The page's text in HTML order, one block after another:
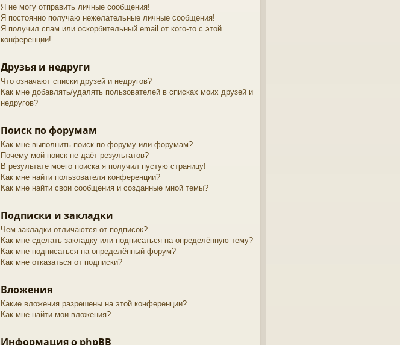
Я не могу отправить личные сообщения!
Я постоянно получаю нежелательные личные сообщения!
Я получил спам или оскорбительный email от кого-то с этой
конференции!
Друзья и недруги
Что означают списки друзей и недругов?
Как мне добавлять/удалять пользователей в списках моих друзей и
недругов?
Поиск по форумам
Как мне выполнить поиск по форуму или форумам?
Почему мой поиск не даёт результатов?
В результате моего поиска я получил пустую страницу!
Как мне найти пользователя конференции?
Как мне найти свои сообщения и созданные мной темы?
Подписки и закладки
Чем закладки отличаются от подписок?
Как мне сделать закладку или подписаться на определённую тему?
Как мне подписаться на определённый форум?
Как мне отказаться от подписки?
Вложения
Какие вложения разрешены на этой конференции?
Как мне найти мои вложения?
Информация о phpBB